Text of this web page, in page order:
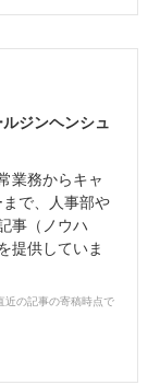
ジンヘンシュ
業務からキャ
で、人事部や
事（ノウハ
提供していま
近の記事の寄稿時点で